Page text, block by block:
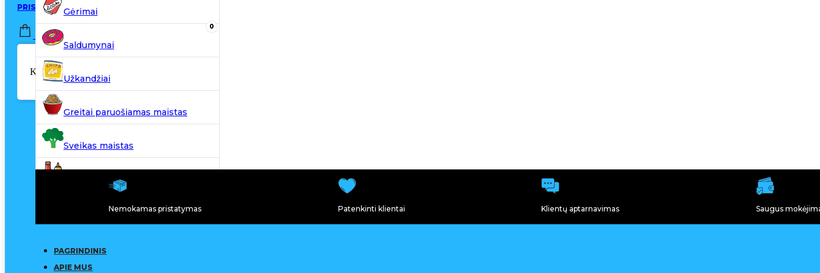
PRISIJUNGTI / REGISTRUOTIS
0,00€
Krepšelyje nėra produktų.
0
Gėrimai
Saldumynai
Užkandžiai
Greitai paruošiamas maistas
Sveikas maistas
Kiti produktai
Nemokamas pristatymas Patenkinti klientai Klientų aptarnavimas Saugus
PAGRINDINIS
APIE MUS